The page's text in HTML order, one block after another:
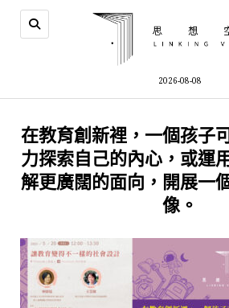
2026-08-08
在教育創新裡，一個孩子
力探索自己的內心，或運
解更廣闊的面向，開展一
像。